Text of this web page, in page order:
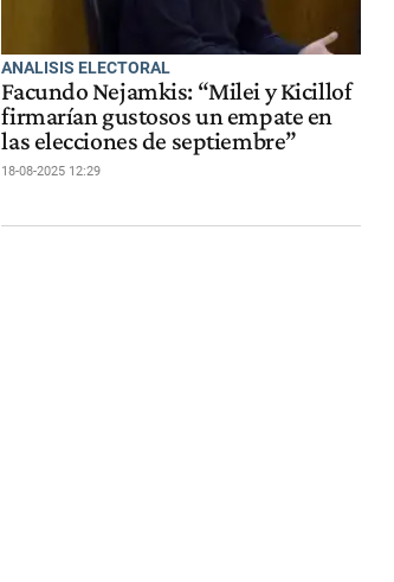
ANALISIS ELECTORAL
Facundo Nejamkis: “Milei y Kicillof
firmarían gustosos un empate en
las elecciones de septiembre”
18-08-2025 12:29